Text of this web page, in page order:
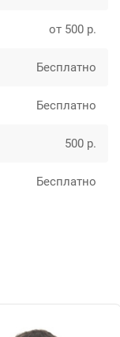
от 500 р.
Бесплатно
Бесплатно
500 р.
Бесплатно